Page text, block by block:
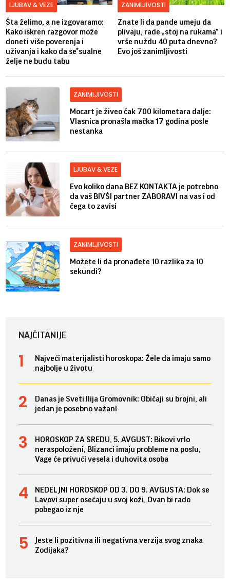
LJUBAV & VEZE
Šta želimo, a ne izgovaramo:
Kako iskren razgovor može
doneti više poverenja i
uživanja i kako da se*sualne
želje ne budu tabu
ZANIMLJIVOSTI
Znate li da pande umeju da
plivaju, rade „stoj na rukama” i
vrše nuždu 40 puta dnevno?
Evo još zanimljivosti
ZANIMLJIVOSTI
Mocart je živeo čak 700 kilometara dalje:
Vlasnica pronašla mačka 17 godina posle
nestanka
LJUBAV & VEZE
Evo koliko dana BEZ KONTAKTA je potrebno
da vaš BIVŠI partner ZABORAVI na vas i od
čega to zavisi
ZANIMLJIVOSTI
Možete li da pronađete 10 razlika za 10
sekundi?
NAJČITANIJE
Najveći materijalisti horoskopa: Žele da imaju samo
najbolje u životu
Danas je Sveti Ilija Gromovnik: Običaji su brojni, ali
jedan je posebno važan!
HOROSKOP ZA SREDU, 5. AVGUST: Bikovi vrlo
neraspoloženi, Blizanci imaju probleme na poslu,
Vage će privući vesela i duhovita osoba
NEDELJNI HOROSKOP OD 3. DO 9. AVGUSTA: Dok se
Lavovi super osećaju u svoj koži, Ovan bi rado
pobegao iz nje
Jeste li pozitivna ili negativna verzija svog znaka
Zodijaka?